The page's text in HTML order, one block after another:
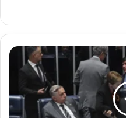
Senado
aprova
ampliação
licença-
paternidade